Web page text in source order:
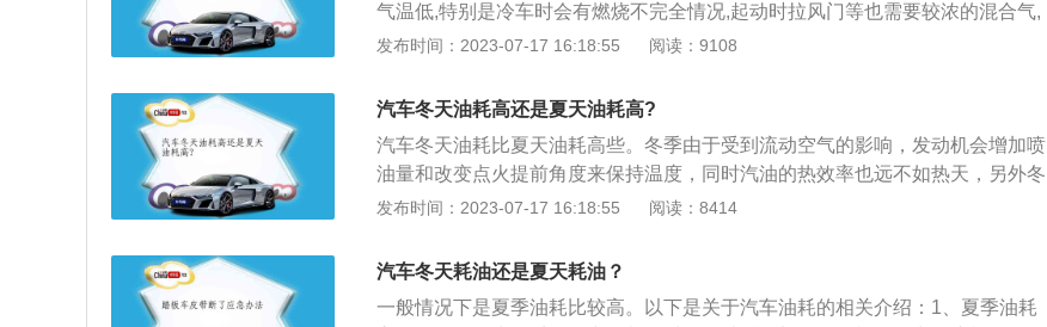
气温低,特别是冷车时会有燃烧不完全情况,起动时拉风门等也需要较浓的混合气,
冬天时车也会显得沉一些,这些都会增加油耗。摩托车冬天油耗高的原因：摩托车
气，预热时间更长，低温和冷车时燃烧不好，作功效率低，有些未经充分燃烧的
燃油混合气排出浪费掉，以及因低温造成的车上行走系统部分间隙紧阻力大等，
这些都会增加油耗，使摩托车比平时耗油量更大。
发布时间：2023-07-17 16:18:55 阅读：9108
汽车冬天油耗高还是夏天油耗高?
汽车冬天油耗比夏天油耗高些。冬季由于受到流动空气的影响，发动机会增加喷
油量和改变点火提前角度来保持温度，同时汽油的热效率也远不如热天，另外冬
天气温低,开热风必然要增加油耗。冬天汽车油耗高的原因：汽油雾化不好：温度
长：温度过低，发动机从启动到正常的工作温度所需时间更长，热车发动机电脑
会根据水温信号命令喷油器多喷油，从而加快热车时间。进气歧管和气门积碳过
多：积碳过多让喷油器喷出的汽油一部分吸附在积碳上，大大降低混合器浓度，
发布时间：2023-07-17 16:18:55 阅读：8414
汽车冬天耗油还是夏天耗油？
一般情况下是夏季油耗比较高。以下是关于汽车油耗的相关介绍：1、夏季油耗